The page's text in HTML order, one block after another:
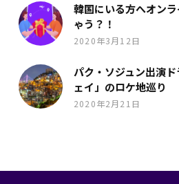
韓国にいる方へオン
ゃう？！
2020年3月12日
パク・ソジュン出演
ェイ」のロケ地巡り
2020年2月21日